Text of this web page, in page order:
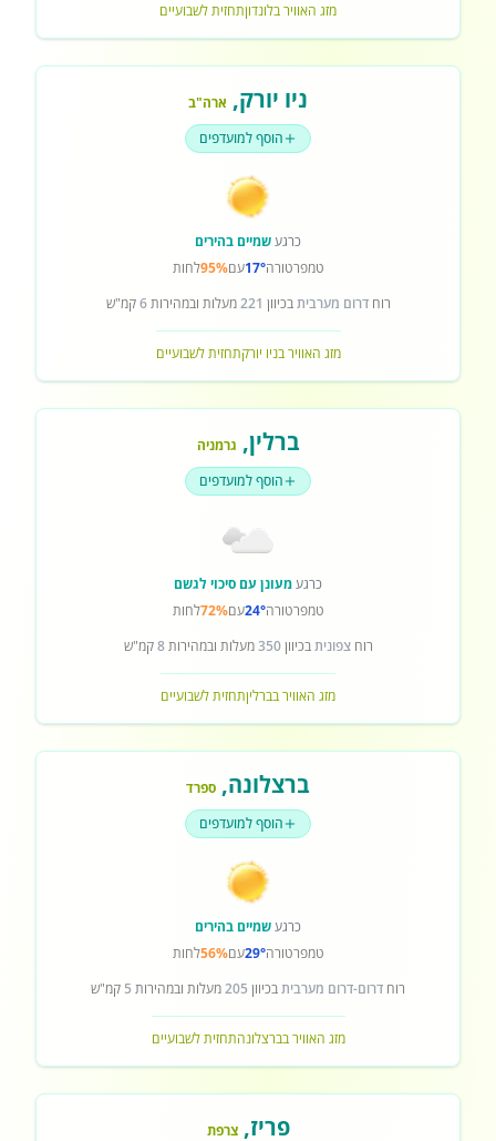
מזג האוויר בלונדוןתחזית לשבועיים
ניו יורק, ארה"ב
הוסף למועדפים
כרגעשמיים בהירים
טמפרטורה17°עם95%לחות
רוחדרום מערביתבכיוון 221מעלות ובמהירות6קמ"ש
מזג האוויר בניו יורקתחזית לשבועיים
ברלין, גרמניה
הוסף למועדפים
כרגעמעונן עם סיכוי לגשם
טמפרטורה24°עם72%לחות
רוחצפוניתבכיוון350מעלות ובמהירות8קמ"ש
מזג האוויר בברליןתחזית לשבועיים
ברצלונה, ספרד
הוסף למועדפים
כרגעשמיים בהירים
טמפרטורה29°עם56%לחות
רוח דרום-דרום מערביתבכיוון 205מעלות ובמהירות 5 קמ"ש
מזג האוויר בברצלונהתחזית לשבועיים
פריז,צרפת